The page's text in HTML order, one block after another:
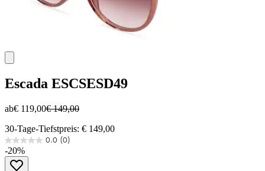
Escada ESCSESD49
ab€ 119,00€ 149,00
30-Tage-Tiefstpreis: € 149,00
0.0 (0)
0.0
von
-20%